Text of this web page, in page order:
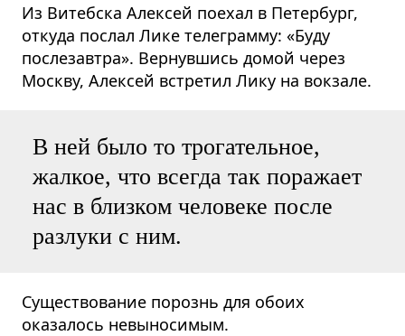
Из Витебска Алексей поехал в Петербург,
откуда послал Лике телеграмму: «Буду
послезавтра». Вернувшись домой через
Москву, Алексей встретил Лику на вокзале.
В ней было то трогательное,
жалкое, что всегда так поражает
нас в близком человеке после
разлуки с ним.
Существование порознь для обоих
оказалось невыносимым.